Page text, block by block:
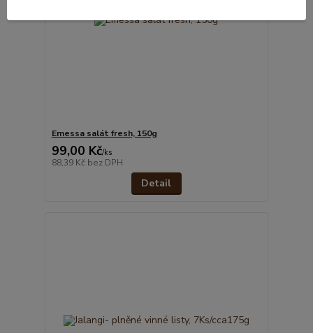
Emessa salát fresh, 150g
99,00 Kč/ks
88,39 Kč bez DPH
Detail